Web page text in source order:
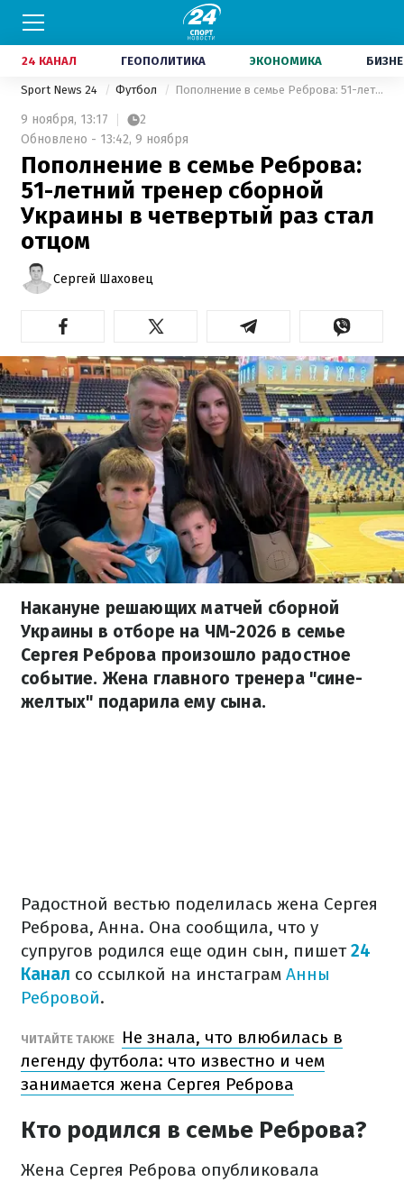
24 КАНАЛ ГЕОПОЛИТИКА ЭКОНОМИКА
Sport News 24 Футбол Пополнение в семье Реброва: 51-летний тренер сборной Украины в четвертый раз стал отцом
9 ноября, 13:17
2
Обновлено - 13:42, 9 ноября
Пополнение в семье Реброва:
51-летний тренер сборной
Украины в четвертый раз стал
отцом
Сергей Шаховец
Накануне решающих матчей сборной
Украины в отборе на ЧМ-2026 в семье
Сергея Реброва произошло радостное
событие. Жена главного тренера "сине-
желтых" подарила ему сына.
Радостной вестью поделилась жена Сергея
Реброва, Анна. Она сообщила, что у
супругов родился еще один сын, пишет24
Канал со ссылкой на инстаграм Анны
Ребровой.
ЧИТАЙТЕ ТАКЖЕ
Не знала, что влюбилась в
легенду футбола: что известно и чем
занимается жена Сергея Реброва
Кто родился в семье Реброва?
Жена Сергея Реброва опубликовала